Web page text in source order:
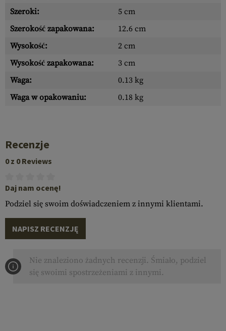
Szeroki:
5 cm
Szerokość zapakowana:
12.6 cm
Wysokość:
2 cm
Wysokość zapakowana:
3 cm
Waga:
0.13 kg
Waga w opakowaniu:
0.18 kg
Recenzje
0 z 0 Reviews
Daj nam ocenę!
Podziel się swoim doświadczeniem z innymi klientami.
NAPISZ RECENZJĘ
Nie znaleziono żadnych recenzji. Śmiało, podziel
się swoimi spostrzeżeniami z innymi.